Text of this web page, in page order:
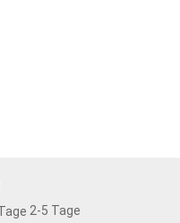
2-5 Tage